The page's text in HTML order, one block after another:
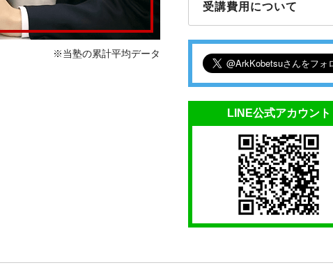
※当塾の累計平均データ
受講費用について
LINE公式アカウント